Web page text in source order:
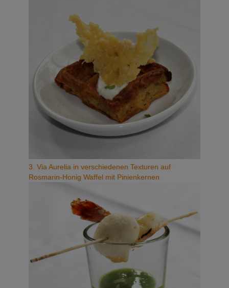
3. Via Aurelia in verschiedenen Texturen auf
Rosmarin-Honig Waffel mit Pinienkernen